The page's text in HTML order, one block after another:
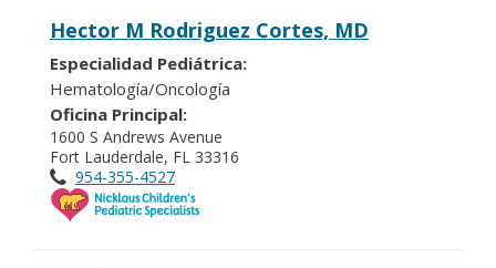
Hector M Rodriguez Cortes, MD
Especialidad Pediátrica:
Hematología/Oncología
Oficina Principal:
1600 S Andrews Avenue
Fort Lauderdale, FL 33316
954-355-4527